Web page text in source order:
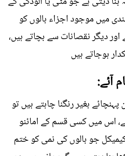
میں موجود اجزاء بالوں کو
دیگر نقصانات سے بچاتے ہیں،
ہوجاتے ہیں
آئے:
بغیر رنگنا چاہتے ہیں تو
اس میں کسی قسم کے امائنو
جو بالوں کی نمی کو ختم